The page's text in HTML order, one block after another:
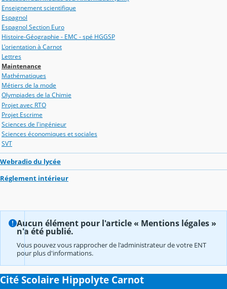
Enseignement scientifique
Espagnol
Espagnol Section Euro
Histoire-Géographie - EMC - spé HGGSP
L'orientation à Carnot
Lettres
Maintenance
Mathématiques
Métiers de la mode
Olympiades de la Chimie
Projet avec RTO
Projet Escrime
Sciences de l'ingénieur
Sciences économiques et sociales
SVT
Webradio du lycée
Réglement intérieur
Aucun élément pour l'article « Mentions légales »
n'a été publié.
Vous pouvez vous rapprocher de l'administrateur de votre ENT
pour plus d'informations.
Cité Scolaire Hippolyte Carnot